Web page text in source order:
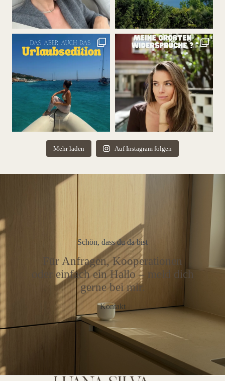
Mehr laden Auf Instagram folgen
Schön, dass du da bist
Für Anfragen, Kooperationen
oder einfach ein Hallo – meld dich
gerne bei mir.
Kontakt